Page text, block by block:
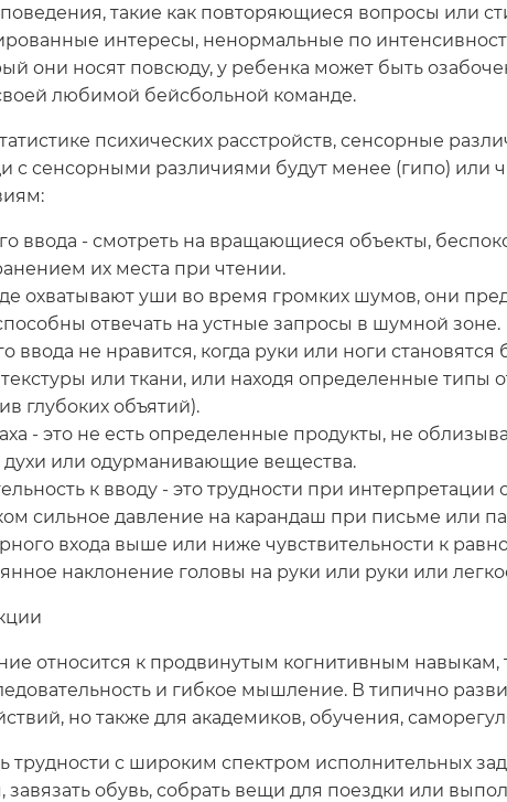
такие как повторяющиеся вопросы или
интересы, ненормальные по
они носят повсюду, у ребенка может быть
любимой бейсбольной команде.
психических расстройств, сенсорные
сенсорными различиями будут менее (гипо) или
ввода - смотреть на вращающиеся объекты,
их места при чтении.
охватывают уши во время громких шумов, они
отвечать на устные запросы в шумной зоне.
ввода не нравится, когда руки или ноги
или ткани, или находя определенные типы
глубоких объятий).
- это не есть определенные продукты, не
духи или одурманивающие вещества.
к вводу - это трудности при
сильное давление на карандаш при письме или
входа выше или ниже чувствительности к
наклонение головы на руки или руки или
относится к продвинутым когнитивным навыкам,
и гибкое мышление. В типично
но также для академиков, обучения,
с широким спектром исполнительных
обувь, собрать вещи для поездки или